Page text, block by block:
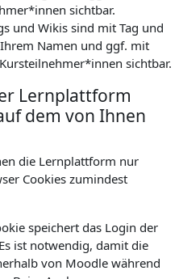
sichtbar.
und Wikis sind mit Tag und
Namen und ggf. mit
sichtbar.
Lernplattform
dem von Ihnen
die Lernplattform nur
Cookies zumindest
speichert das Login der
ist notwendig, damit die
von Moodle während